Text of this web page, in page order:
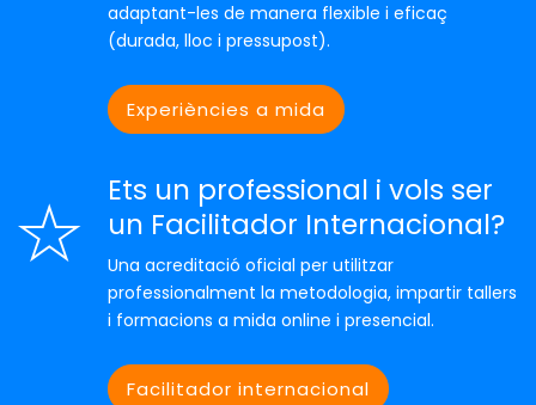
adaptant-les de manera flexible i eficaç
(durada, lloc i pressupost).
Experiències a mida
Ets un professional i vols ser
un Facilitador Internacional?
Una acreditació oficial per utilitzar
professionalment la metodologia, impartir tallers
i formacions a mida online i presencial.
Facilitador internacional